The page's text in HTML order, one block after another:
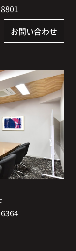
お問い合わせ